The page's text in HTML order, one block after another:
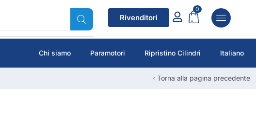
Rivenditori
0
Chi siamo Paramotori Ripristino Cilindri Italiano
Torna alla pagina precedente